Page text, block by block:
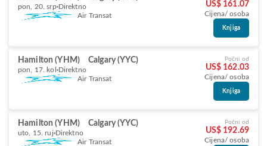
pon, 20. srp Direktno
Air Transat
US$ 161.07
Cijena/ osoba
Knjiga
Hamilton (YHM) Calgary (YYC)
pon, 17. kol Direktno
Air Transat
Počni od
US$ 162.03
Cijena/ osoba
Knjiga
Hamilton (YHM) Calgary (YYC)
uto, 15. ruj Direktno
Air Transat
Počni od
US$ 192.69
Cijena/ osoba